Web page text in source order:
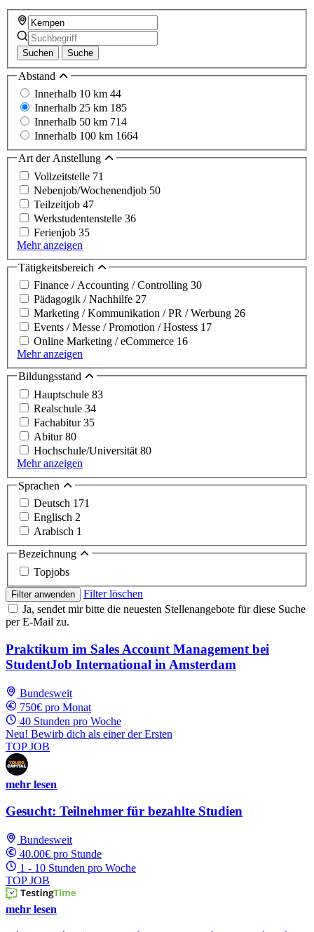
Suchen Suche
Abstand
Innerhalb 10 km 44
Innerhalb 25 km 185
Innerhalb 50 km 714
Innerhalb 100 km 1664
Art der Anstellung
Vollzeitstelle 71
Nebenjob/Wochenendjob 50
Teilzeitjob 47
Werkstudentenstelle 36
Ferienjob 35
Mehr anzeigen
Tätigkeitsbereich
Finance / Accounting / Controlling 30
Pädagogik / Nachhilfe 27
Marketing / Kommunikation / PR / Werbung 26
Events / Messe / Promotion / Hostess 17
Online Marketing / eCommerce 16
Mehr anzeigen
Bildungsstand
Hauptschule 83
Realschule 34
Fachabitur35
Abitur80
Hochschule/Universität 80
Mehr anzeigen
Sprachen
Deutsch 171
Englisch 2
Arabisch 1
Bezeichnung
Topjobs
Filter anwenden
Filter löschen
Ja, sendet mir bitte die neuesten Stellenangebote für diese Suche
per E-Mail zu.
Praktikum im Sales Account Management bei
StudentJob International in Amsterdam
Bundesweit
750€ pro Monat
40 Stunden pro Woche
Neu! Bewirb dich als einer der Ersten
TOP JOB
mehr lesen
Gesucht: Teilnehmer für bezahlte Studien
Bundesweit
40.00€ pro Stunde
1 - 10 Stunden pro Woche
TOP JOB
mehr lesen